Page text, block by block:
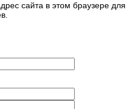
сайта в этом браузере для